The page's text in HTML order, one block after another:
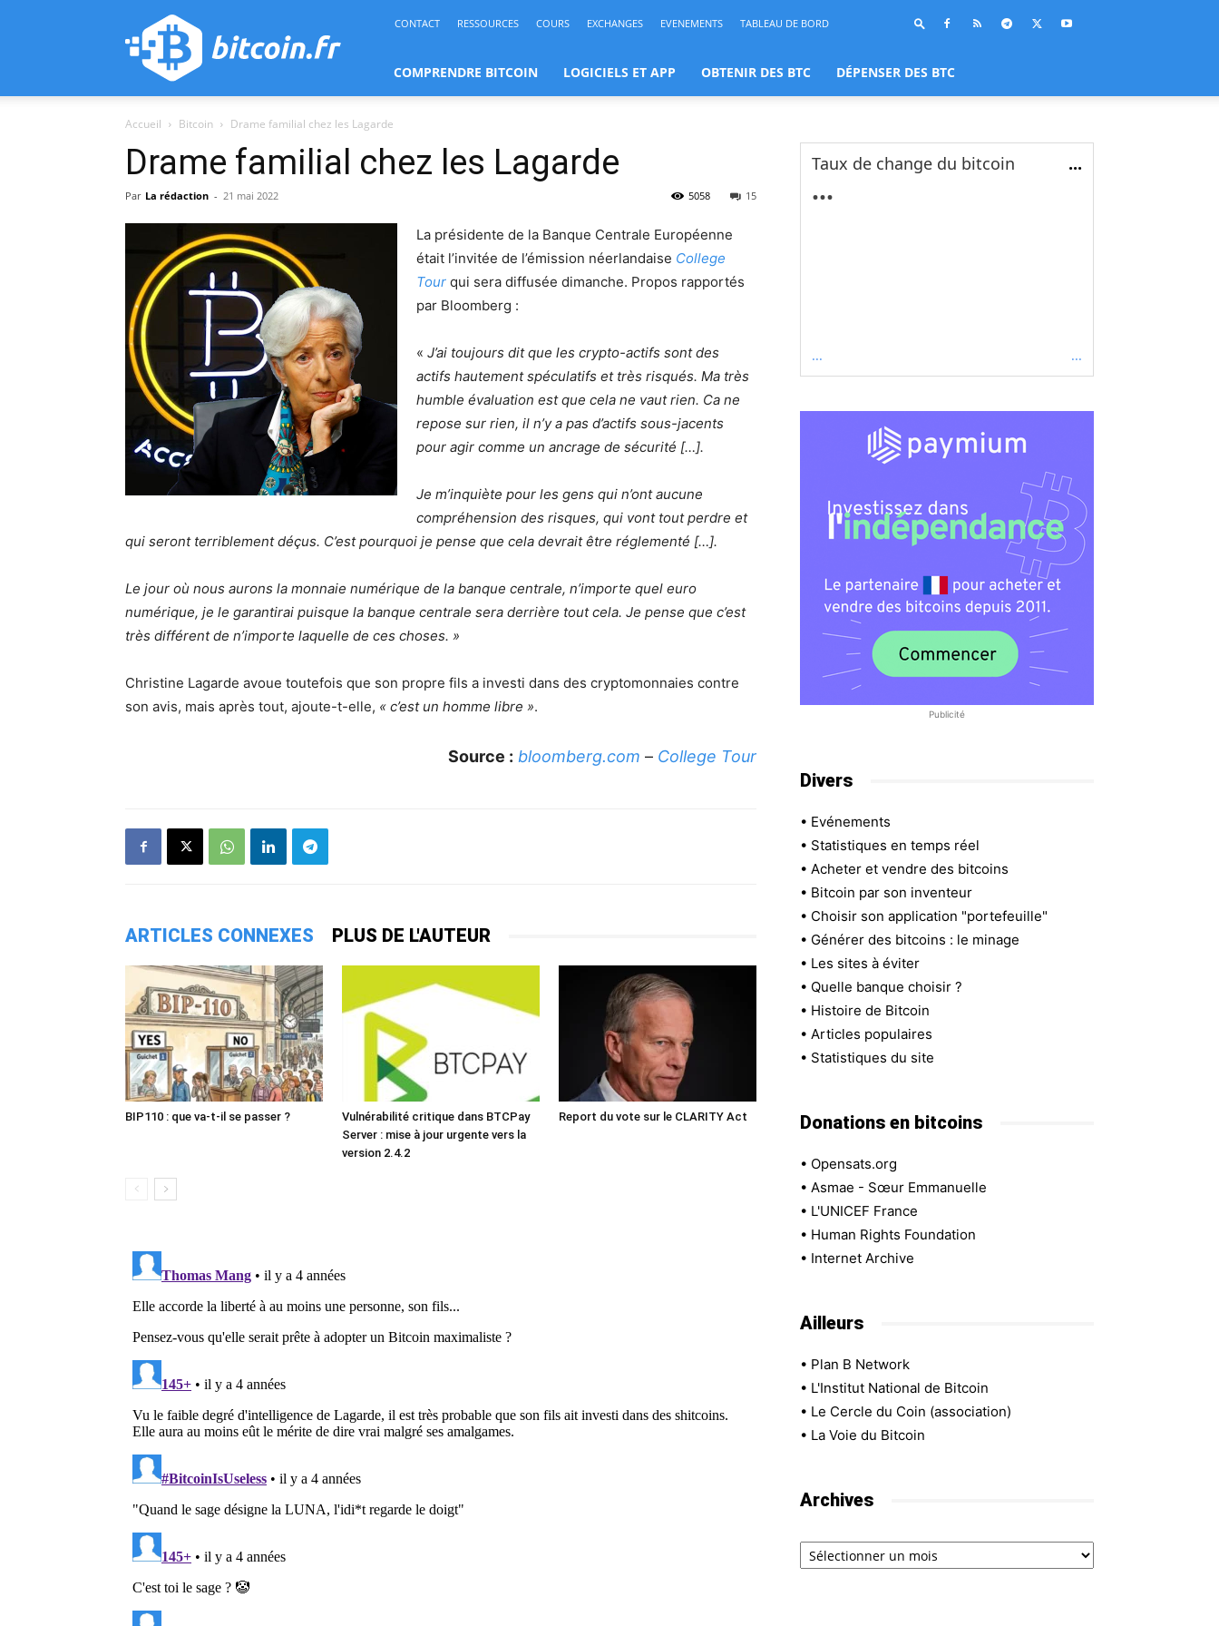
bitcoin.fr
CONTACT RESSOURCES COURS EXCHANGES EVENEMENTS TABLEAU DE BORD
COMPRENDRE BITCOIN LOGICIELS ET APP OBTENIR DES BTC DÉPENSER DES BTC
Accueil Bitcoin Drame familial chez les Lagarde
Drame familial chez les Lagarde
Par La rédaction - 21 mai 2022 15
5058
La présidente de la Banque Centrale Européenne
était l’invitée de l’émission néerlandaise College
Tour qui sera diffusée dimanche. Propos rapportés
par Bloomberg :
« J’ai toujours dit que les crypto-actifs sont des
actifs hautement spéculatifs et très risqués. Ma très
humble évaluation est que cela ne vaut rien. Ca ne
repose sur rien, il n’y a pas d’actifs sous-jacents
pour agir comme un ancrage de sécurité […].
Je m’inquiète pour les gens qui n’ont aucune
compréhension des risques, qui vont tout perdre et
qui seront terriblement déçus. C’est pourquoi je pense que cela devrait être réglementé […].
Le jour où nous aurons la monnaie numérique de la banque centrale, n’importe quel euro
numérique, je le garantirai puisque la banque centrale sera derrière tout cela. Je pense que c’est
très différent de n’importe laquelle de ces choses. »
Christine Lagarde avoue toutefois que son propre fils a investi dans des cryptomonnaies contre
son avis, mais après tout, ajoute-t-elle, « c’est un homme libre ».
Source : bloomberg.com – College Tour
ARTICLES CONNEXES PLUS DE L'AUTEUR
BIP110 : que va-t-il se passer ?
Vulnérabilité critique dans BTCPay
Server : mise à jour urgente vers la
version 2.4.2
Report du vote sur le CLARITY Act
Taux de change du bitcoin ...
...
... ...
Publicité
Divers
• Evénements
• Statistiques en temps réel
• Acheter et vendre des bitcoins
• Bitcoin par son inventeur
• Choisir son application "portefeuille"
• Générer des bitcoins : le minage
• Les sites à éviter
• Quelle banque choisir ?
• Histoire de Bitcoin
• Articles populaires
• Statistiques du site
Donations en bitcoins
• Opensats.org
• Asmae - Sœur Emmanuelle
• L'UNICEF France
• Human Rights Foundation
• Internet Archive
Ailleurs
• Plan B Network
• L'Institut National de Bitcoin
• Le Cercle du Coin (association)
• La Voie du Bitcoin
Archives
Archives